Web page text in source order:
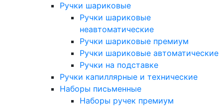
Ручки шариковые
Ручки шариковые
неавтоматические
Ручки шариковые премиум
Ручки шариковые автоматические
Ручки на подставке
Ручки капиллярные и технические
Наборы письменные
Наборы ручек премиум